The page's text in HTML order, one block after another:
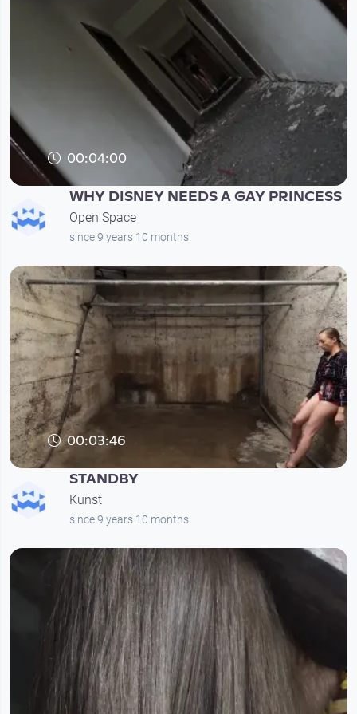
00:04:00
WHY DISNEY NEEDS A GAY PRINCESS
Open Space
since 9 years 10 months
00:03:46
STANDBY
Kunst
since 9 years 10 months